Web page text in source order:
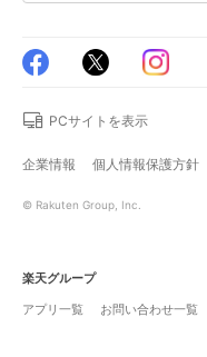
PCサイトを表示
企業情報 個人情報保護方針
© Rakuten Group, Inc.
楽天グループ
アプリ一覧
お問い合わせ一覧